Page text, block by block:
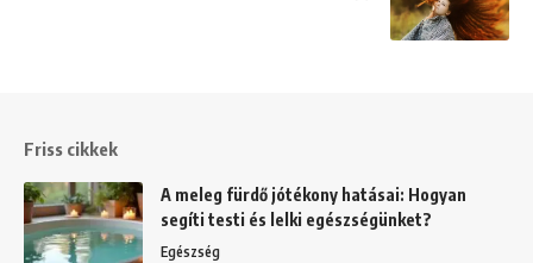
Friss cikkek
A meleg fürdő jótékony hatásai: Hogyan
segíti testi és lelki egészségünket?
Egészség